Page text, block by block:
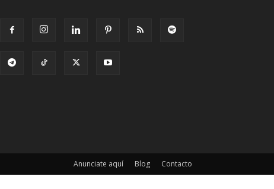
Anunciate aquí Blog Contacto